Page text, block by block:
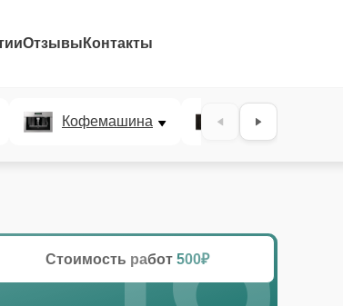
Отзывы Контакты
Кофемашина
Стоимость работ 500₽